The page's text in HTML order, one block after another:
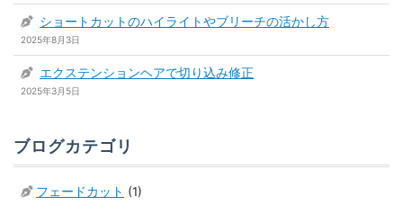
ショートカットのハイライトやブリーチの活かし方
2025年8月3日
エクステンションヘアで切り込み修正
2025年3月5日
ブログカテゴリ
フェードカット (1)